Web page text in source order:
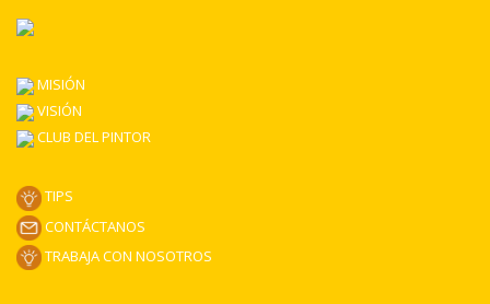
MISIÓN
VISIÓN
CLUB DEL PINTOR
TIPS
CONTÁCTANOS
TRABAJA CON NOSOTROS